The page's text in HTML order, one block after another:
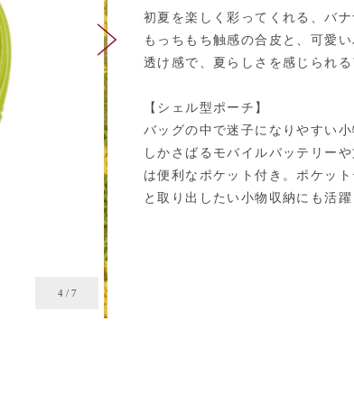
4/ 7
初夏を楽しく彩ってくれる、バ
もっちもち触感の合皮と、可愛
透け感で、夏らしさを感じられる
【シェル型ポーチ】
バッグの中で迷子になりやすい
しかさばるモバイルバッテリー
は便利なポケット付き。ポケッ
と取り出したい小物収納にも活躍